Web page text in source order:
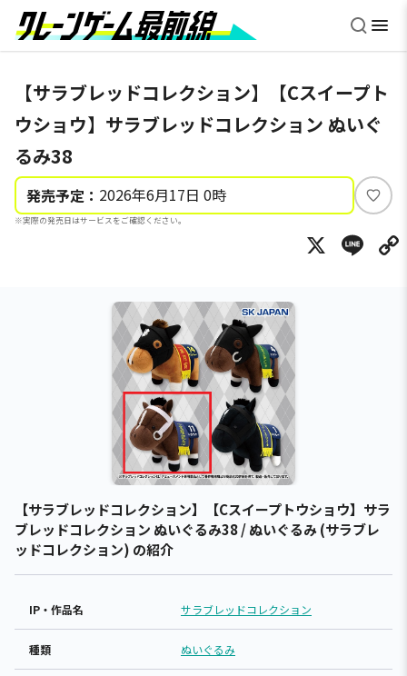
【サラブレッドコレクション】【Cスイープト
ウショウ】サラブレッドコレクション ぬいぐ
るみ38
発売予定： 2026年6月17日 0時
※実際の発売日はサービスをご確認ください。
い
ね
X
【サラブレッドコレクション】【Cスイープトウショウ】サラ
ブレッドコレクション ぬいぐるみ38 / ぬいぐるみ (サラブレ
ッドコレクション) の紹介
IP・作品名 サラブレッドコレクション
種類 ぬいぐるみ